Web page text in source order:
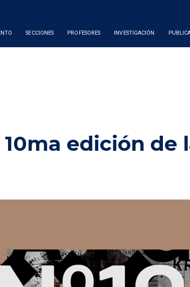
SECCIONES PROFESORES INVESTIGACIÓN
edición de